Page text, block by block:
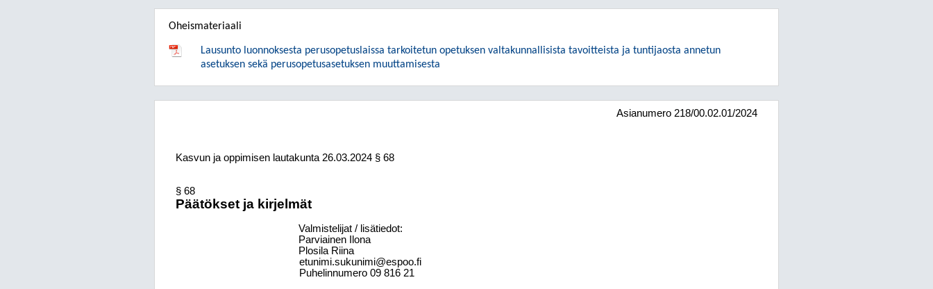
Oheismateriaali
Lausunto luonnoksesta perusopetuslaissa tarkoitetun opetuksen valtakunnallisista tavoitteista ja tuntijaosta annetun
asetuksen sekä perusopetusasetuksen muuttamisesta
Asianumero 218/00.02.01/2024
Kasvun ja oppimisen lautakunta 26.03.2024 § 68
§ 68
Päätökset ja kirjelmät
Valmistelijat / lisätiedot:
Parviainen Ilona
Plosila Riina
etunimi.sukunimi@espoo.fi
Puhelinnumero 09 816 21